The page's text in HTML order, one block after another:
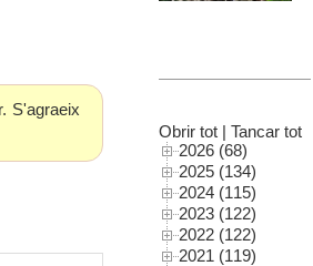
S'agraeix
Obrir tot | Tancar tot
2026 (68)
2025 (134)
2024 (115)
2023 (122)
2022 (122)
2021 (119)